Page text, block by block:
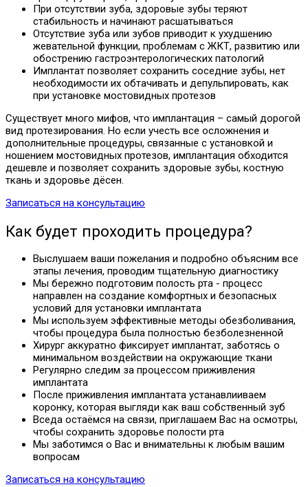
При отсутствии зуба, здоровые зубы теряют
стабильность и начинают расшатываться
Отсутствие зуба или зубов приводит к ухудшению
жевательной функции, проблемам с ЖКТ, развитию или
обострению гастроэнтерологических патологий
Имплантат позволяет сохранить соседние зубы, нет
необходимости их обтачивать и депульпировать, как
при установке мостовидных протезов
Существует много мифов, что имплантация – самый дорогой
вид протезирования. Но если учесть все осложнения и
дополнительные процедуры, связанные с установкой и
ношением мостовидных протезов, имплантация обходится
дешевле и позволяет сохранить здоровые зубы, костную
ткань и здоровье дёсен.
Записаться на консультацию
Как будет проходить процедура?
Выслушаем ваши пожелания и подробно объясним все
этапы лечения, проводим тщательную диагностику
Мы бережно подготовим полость рта - процесс
направлен на создание комфортных и безопасных
условий для установки имплантата
Мы используем эффективные методы обезболивания,
чтобы процедура была полностью безболезненной
Хирург аккуратно фиксирует имплантат, заботясь о
минимальном воздействии на окружающие ткани
Регулярно следим за процессом приживления
имплантата
После приживления имплантата устанавлииваем
коронку, которая выгляди как ваш собственный зуб
Вседа остаёмся на связи, приглашаем Вас на осмотры,
чтобы сохранить здоровье полости рта
Мы заботимся о Вас и внимательны к любым вашим
вопросам
Записаться на консультацию